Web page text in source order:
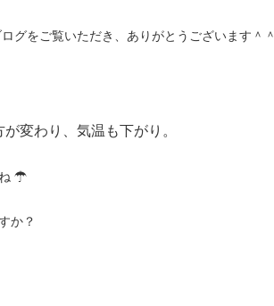
グをご覧いただき、ありがとうございます＾＾
変わり、気温も下がり。
ね︎ ︎☂︎
か？